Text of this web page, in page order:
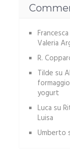
Valeria
R.
Tilde su
yogurt
Luca su
Luisa
Umberto